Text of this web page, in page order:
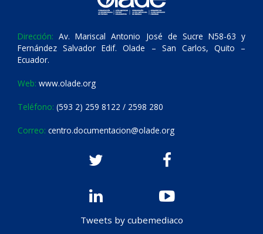
Dirección: Av. Mariscal Antonio José de Sucre N58-63 y
Fernández Salvador Edif. Olade – San Carlos, Quito –
Ecuador.
Web: www.olade.org
Teléfono: (593 2) 259 8122 / 2598 280
Correo: centro.documentacion@olade.org
Tweets by cubemediaco